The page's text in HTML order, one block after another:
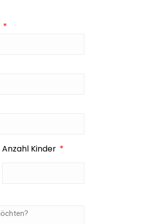
Anzahl Kinder